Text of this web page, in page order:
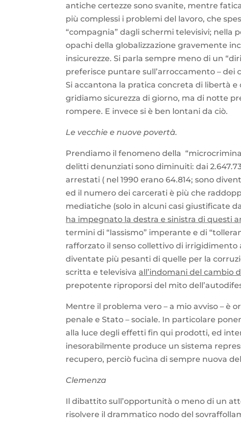
antiche certezze sono svanite, mentre
più complessi i problemi del lavoro, che
“compagnia” dagli schermi televisivi; nella
opachi della globalizzazione gravemente
insicurezze. Si parla sempre meno di un
preferisce puntare sull’arroccamento –
Si accantona la pratica concreta di libertà
gridiamo sicurezza di giorno, ma di notte
rompere. E invece si è ben lontani da ciò.
Le vecchie e nuove povertà.
Prendiamo il fenomeno della
delitti denunziati sono diminuiti: dai
arrestati ( nel 1990 erano 64.814; sono
ed il numero dei carcerati è più che
mediatiche (solo in alcuni casi giustificate
ha impegnato la destra e sinistra di questi
termini di “lassismo” imperante e di
rafforzato il senso collettivo di irrigidimento
diventate più pesanti di quelle per la
scritta e televisivaall’indomani del cambio
prepotente riproporsi del mito
Mentre il problema vero – a mio avviso – è
penale e Stato – sociale. In particolare
alla luce degli effetti fin qui prodotti, ed
inesorabilmente produce un sistema
recupero, perciò fucìna di sempre nuova
Clemenza
Il dibattito sull’opportunità o meno di un
risolvere il drammatico nodo del